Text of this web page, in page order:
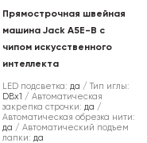
Прямострочная швейная
машина Jack A5E-B с
чипом искусственного
интеллекта
LED подсветка: да
Тип иглы:
DBx1
Автоматическая
закрепка строчки: да
Автоматическая обрезка нити:
да
Автоматический подъем
лапки: да